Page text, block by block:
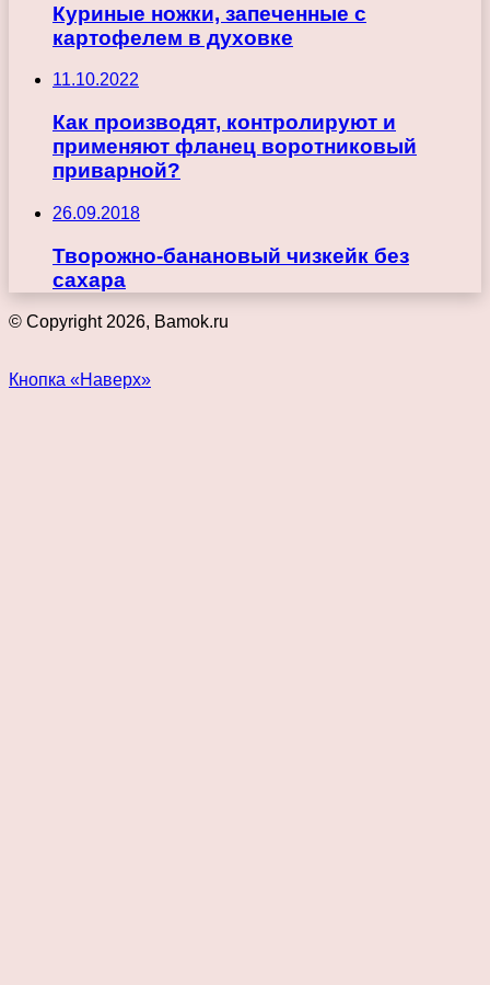
Куриные ножки, запеченные с
картофелем в духовке
11.10.2022
Как производят, контролируют и
применяют фланец воротниковый
приварной?
26.09.2018
Творожно-банановый чизкейк без
сахара
© Copyright 2026, Bamok.ru
Кнопка «Наверх»